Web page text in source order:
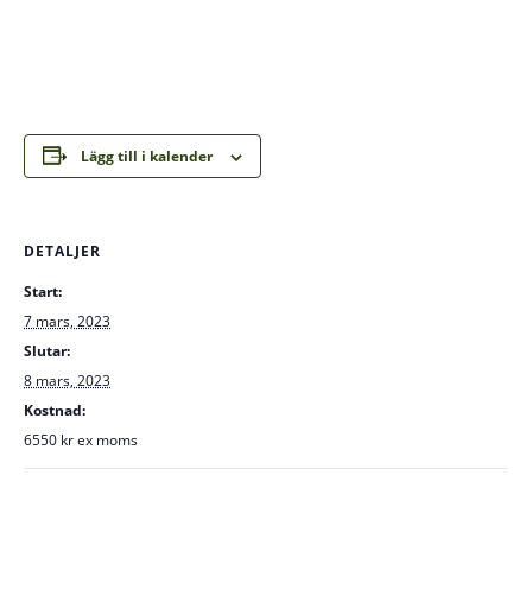
Lägg till i kalender
DETALJER
Start:
7 mars, 2023
Slutar:
8 mars, 2023
Kostnad:
6550 kr ex moms